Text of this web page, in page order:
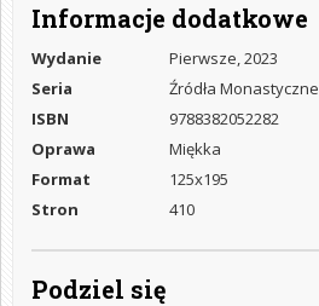
Informacje dodatkowe
Wydanie
Pierwsze, 2023
Seria
Źródła Monastyczne
ISBN
9788382052282
Oprawa
Miękka
Format
125x195
Stron
410
Podziel się